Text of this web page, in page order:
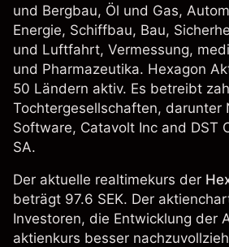
und Bergbau, Öl und Gas,
Energie, Schiffbau, Bau,
und Luftfahrt, Vermessung,
und Pharmazeutika. Hexagon
50 Ländern aktiv. Es betreibt
Tochtergesellschaften, darunter
Software, Catavolt Inc and DST
SA.
Der aktuelle realtimekurs der
beträgt 97.6 SEK. Der
Investoren, die Entwicklung der
aktienkurs besser